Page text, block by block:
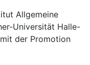
Allgemeine
Universität Halle-
der Promotion